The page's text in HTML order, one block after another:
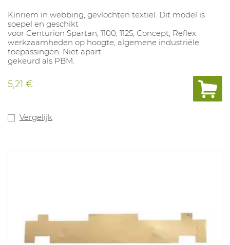
Kinriem in webbing, gevlochten textiel. Dit model is
soepel en geschikt
voor Centurion Spartan, 1100, 1125, Concept, Reflex.
werkzaamheden op hoogte, algemene industriële
toepassingen. Niet apart
gekeurd als PBM.
5,21 €
Vergelijk